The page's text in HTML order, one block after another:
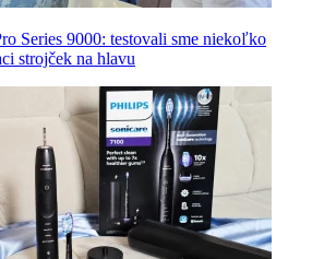
Series 9000: testovali sme niekoľko
strojček na hlavu